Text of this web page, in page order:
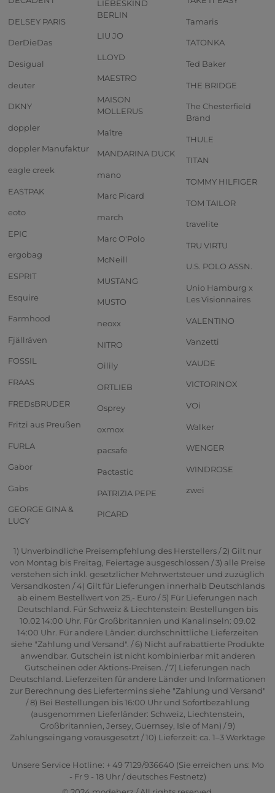
DELSEY PARIS
DerDieDas
Desigual
deuter
DKNY
doppler
doppler Manufaktur
eagle creek
EASTPAK
eoto
EPIC
ergobag
ESPRIT
Esquire
Farmhood
Fjällräven
FOSSIL
FRAAS
FREDsBRUDER
Fritzi aus Preußen
FURLA
Gabor
Gabs
GEORGE GINA &
LUCY
LIEBESKIND
BERLIN
LIU JO
LLOYD
MAESTRO
MAISON
MOLLERUS
Maître
MANDARINA DUCK
mano
Marc Picard
march
Marc O'Polo
McNeill
MUSTANG
MUSTO
neoxx
NITRO
Oilily
ORTLIEB
Osprey
oxmox
pacsafe
Pactastic
PATRIZIA PEPE
PICARD
Tamaris
TATONKA
Ted Baker
THE BRIDGE
The Chesterfield
Brand
THULE
TITAN
TOMMY HILFIGER
TOM TAILOR
travelite
TRU VIRTU
U.S. POLO ASSN.
Unio Hamburg x
Les Visionnaires
VALENTINO
Vanzetti
VAUDE
VICTORINOX
VOi
Walker
WENGER
WINDROSE
zwei
1) Unverbindliche Preisempfehlung des Herstellers / 2) Gilt nur
von Montag bis Freitag, Feiertage ausgeschlossen / 3) alle Preise
verstehen sich inkl. gesetzlicher Mehrwertsteuer und zuzüglich
Versandkosten / 4) Gilt für Lieferungen innerhalb Deutschlands
ab einem Bestellwert von 25,- Euro / 5) Für Lieferungen nach
Deutschland. Für Schweiz & Liechtenstein: Bestellungen bis
10.02 14:00 Uhr. Für Großbritannien und Kanalinseln: 09.02
14:00 Uhr. Für andere Länder: durchschnittliche Lieferzeiten
siehe "Zahlung und Versand". / 6) Nicht auf rabattierte Produkte
anwendbar. Gutschein ist nicht kombinierbar mit anderen
Gutscheinen oder Aktions-Preisen. / 7) Lieferungen nach
Deutschland. Lieferzeiten für andere Länder und Informationen
zur Berechnung des Liefertermins siehe "Zahlung und Versand"
/ 8) Bei Bestellungen bis 16:00 Uhr und Sofortbezahlung
(ausgenommen Lieferländer: Schweiz, Liechtenstein,
Großbritannien, Jersey, Guernsey, Isle of Man) / 9)
Zahlungseingang vorausgesetzt / 10) Lieferzeit: ca. 1–3 Werktage
Unsere Service Hotline: + 49 7129/936640 (Sie erreichen uns: Mo
- Fr 9 - 18 Uhr / deutsches Festnetz)